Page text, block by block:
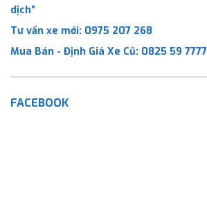
dịch”
Tư vấn xe mới: 0975 207 268
Mua Bán - Định Giá Xe Cũ: 0825 59 7777
FACEBOOK